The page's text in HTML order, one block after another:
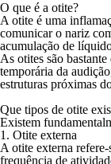
O que é a otite?
A otite é uma
comunicar o nariz
acumulação de
As otites são
temporária da
estruturas próximas
Que tipos de otite
Existem
1. Otite externa
A otite externa
frequência de